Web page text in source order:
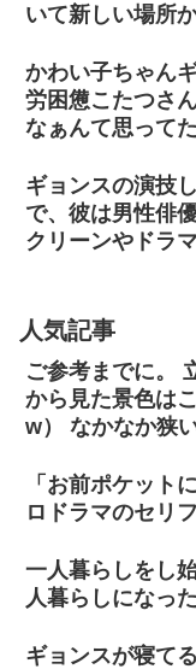
いて新しい場所
かわい子ちゃん
労困憊こたつさ
なぁんて思ってた
ギョンスの演技
で、彼は男性俳
クリーンやドラ
人気記事
ご参考までに。
から見た景色は
w） なかなか狭
「お前ポケット
ロドラマのセリ
一人暮らしをし
人暮らしになっ
ギョンスが寝て